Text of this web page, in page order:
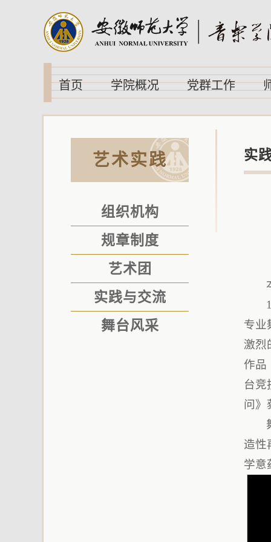
首页 学院概况 党群工作
艺术实践
组织机构
规章制度
艺术团
实践与交流
舞台风采
实
专业
激烈
作品
台竞
问》
造性
学意